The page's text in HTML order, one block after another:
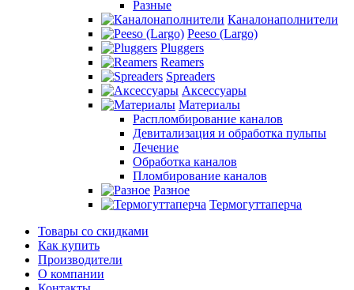
Разные
Каналонаполнители
Peeso (Largo)
Pluggers
Reamers
Spreaders
Аксессуары
Материалы
Распломбирование каналов
Девитализация и обработка пульпы
Лечение
Обработка каналов
Пломбирование каналов
Разное
Термогуттаперча
Товары со скидками
Как купить
Производители
О компании